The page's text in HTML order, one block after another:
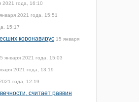
2021 года, 16:10
2021 года, 15:51
15:17
коронавирус 15 января
января 2021 года, 15:03
2021 года, 13:19
года, 12:19
считает раввин